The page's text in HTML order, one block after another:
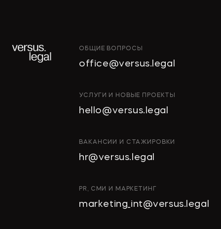
ИНТЕЛЛЕКТУАЛЬНАЯ
ИНВЕСТИЦИОННЫЕ
СТРОИТЕЛЬСТВО
И НЕДВИЖИМОСТЬ
АРХИТЕКТУРА
КОРПОРАТИВНОЕ ПРАВО И
M&A
РАЗРЕШЕНИЕ СПОРОВ
ОБЩИЕ ВОПРОСЫ
office@versus.legal
УСЛУГИ И НОВЫЕ ПРОЕКТЫ
hello@versus.legal
ВАКАНСИИ И СТАЖИРОВКИ
hr@versus.legal
PR, СМИ И МАРКЕТИНГ
marketing_int@versus.legal